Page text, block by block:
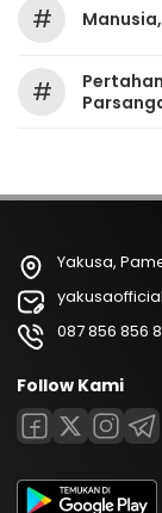
#
#
Yakusa,
087 856 856
Follow Kami